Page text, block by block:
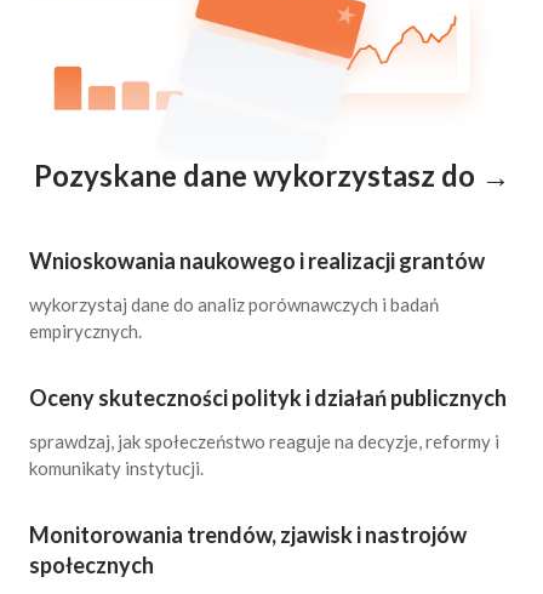
Pozyskane dane wykorzystasz do →
Wnioskowania naukowego i realizacji grantów
wykorzystaj dane do analiz porównawczych i badań
empirycznych.
Oceny skuteczności polityk i działań publicznych
sprawdzaj, jak społeczeństwo reaguje na decyzje, reformy i
komunikaty instytucji.
Monitorowania trendów, zjawisk i nastrojów
społecznych